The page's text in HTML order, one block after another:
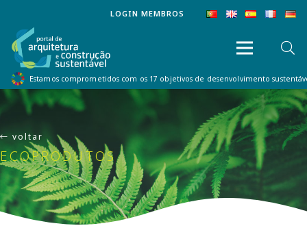
LOGIN MEMBROS
Estamos comprometidos com os 17 objetivos de desenvolvimento
voltar
ECOPRODUTOS